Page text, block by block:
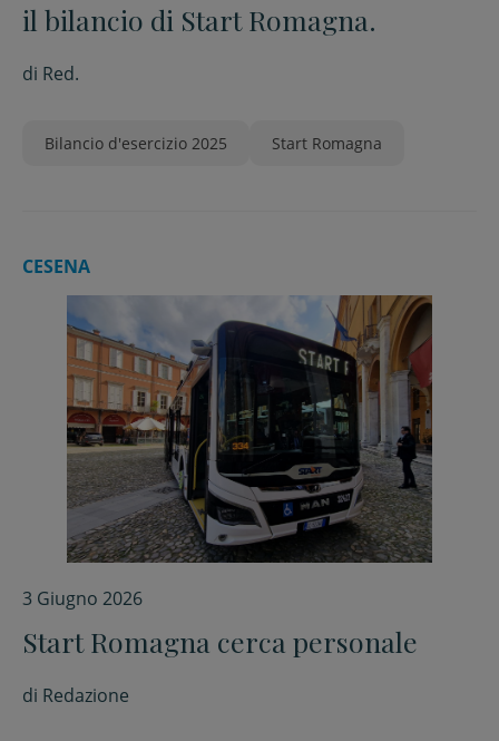
il bilancio di Start Romagna.
di Red.
Bilancio d'esercizio 2025 Start Romagna
CESENA
3 Giugno 2026
Start Romagna cerca personale
di Redazione